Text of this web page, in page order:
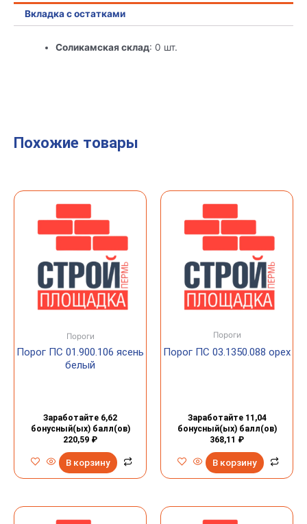
Вкладка с остатками
Соликамская склад: 0 шт.
Похожие товары
Пороги
Порог ПС 01.900.106 ясень
белый
Заработайте 6,62
бонусный(ых) балл(ов)
220,59 ₽
В корзину
Пороги
Порог ПС 03.1350.088 орех
Заработайте 11,04
бонусный(ых) балл(ов)
368,11 ₽
В корзину